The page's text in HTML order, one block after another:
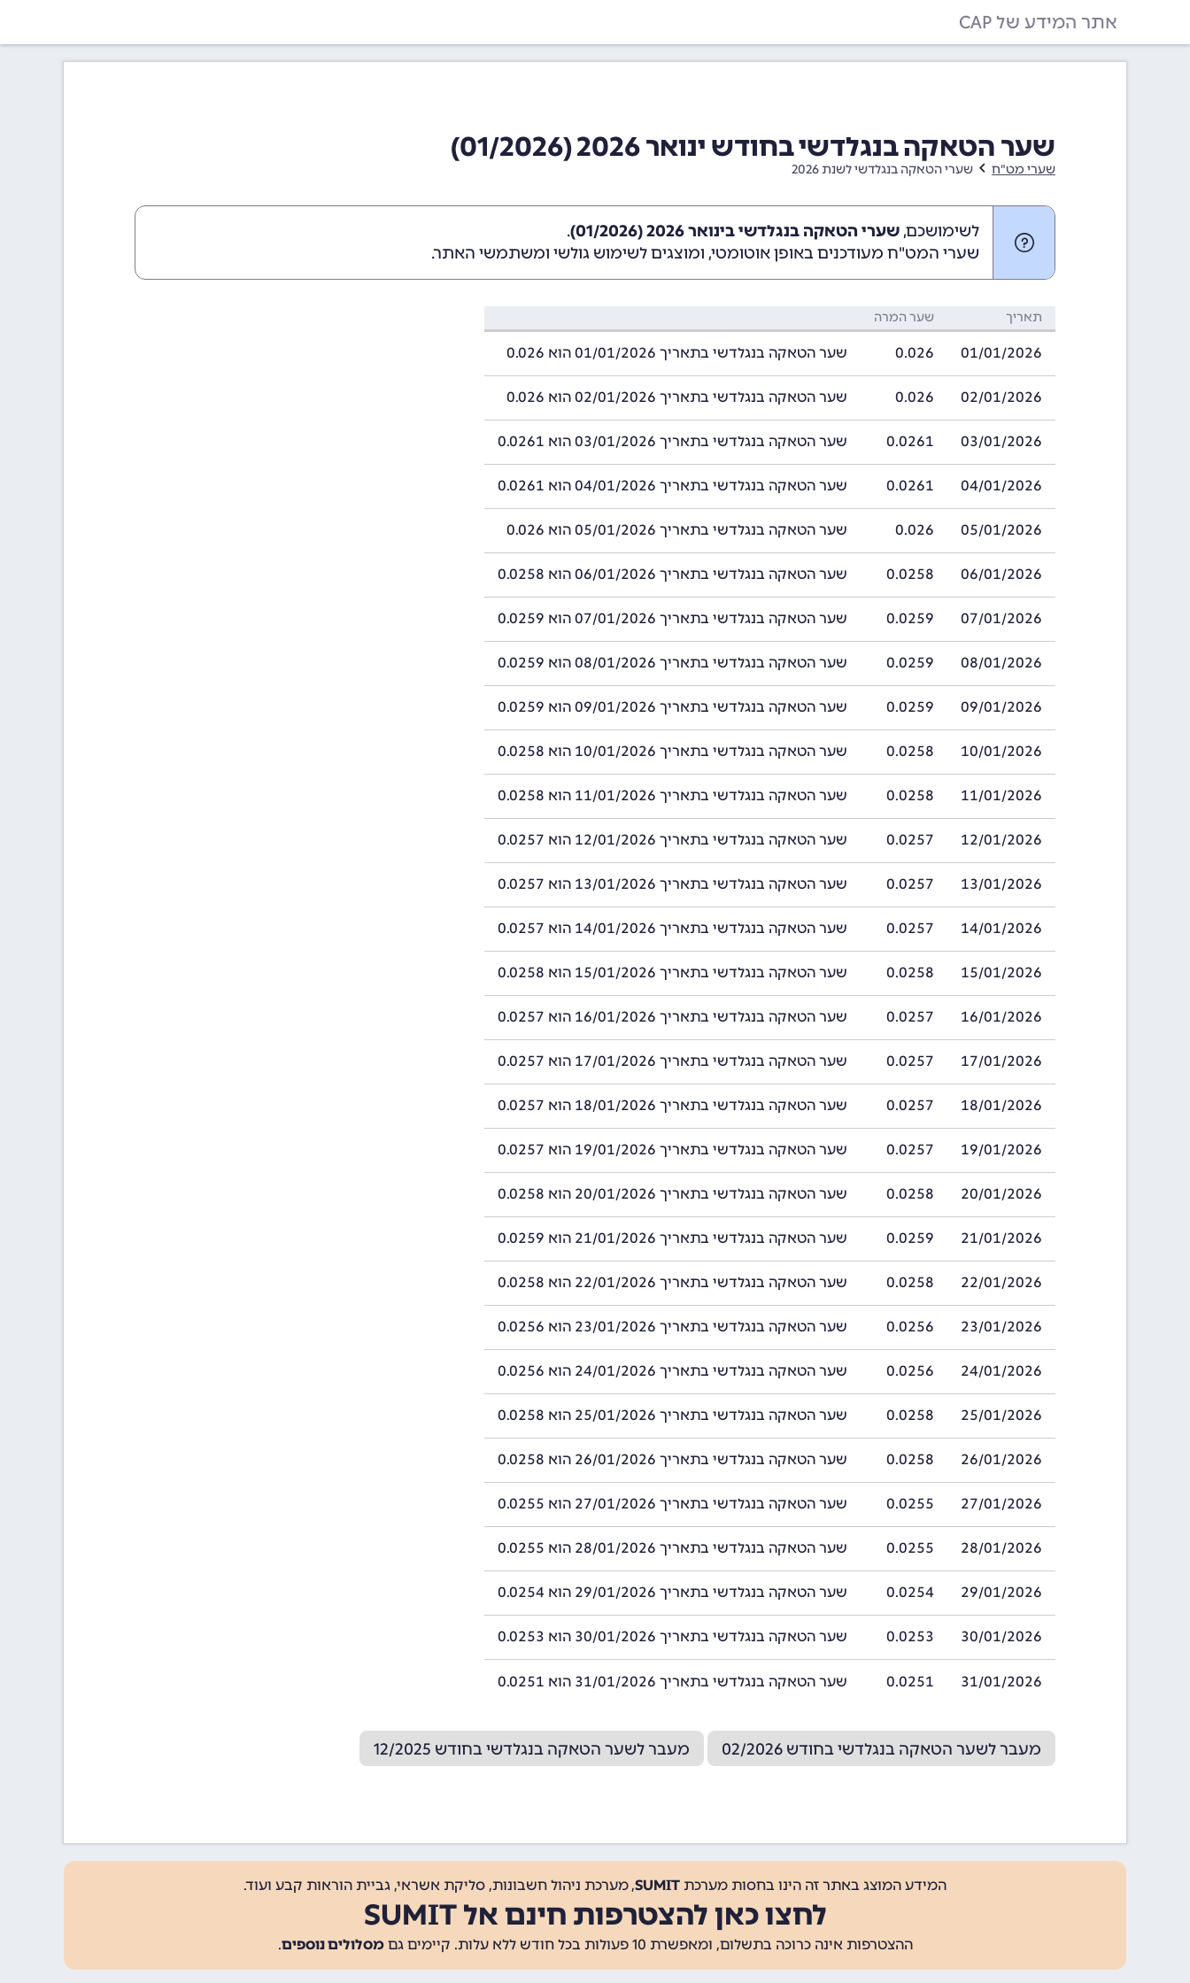
אתר המידע של CAP
שער הטאקה בנגלדשי בחודש ינואר 2026 (01/2026)
שערי מט"ח שערי הטאקה בנגלדשי לשנת 2026
לשימושכם, שערי הטאקה בנגלדשי בינואר 2026 (01/2026)
.
שערי המט"ח מעודכנים באופן אוטומטי, ומוצגים לשימוש גולשי ומשתמשי האתר.
תאריך שער המרה
01/01/2026
0.026 שער הטאקה בנגלדשי בתאריך 01/01/2026 הוא 0.026
02/01/2026
0.026 שער הטאקה בנגלדשי בתאריך 02/01/2026 הוא 0.026
03/01/2026
0.0261 שער הטאקה בנגלדשי בתאריך 03/01/2026 הוא 0.0261
04/01/2026
0.0261 שער הטאקה בנגלדשי בתאריך 04/01/2026 הוא 0.0261
05/01/2026
0.026 שער הטאקה בנגלדשי בתאריך 05/01/2026 הוא 0.026
06/01/2026
0.0258 שער הטאקה בנגלדשי בתאריך 06/01/2026 הוא 0.0258
07/01/2026
0.0259 שער הטאקה בנגלדשי בתאריך 07/01/2026 הוא 0.0259
08/01/2026
0.0259 שער הטאקה בנגלדשי בתאריך 08/01/2026 הוא 0.0259
09/01/2026
0.0259 שער הטאקה בנגלדשי בתאריך 09/01/2026 הוא 0.0259
10/01/2026
0.0258 שער הטאקה בנגלדשי בתאריך 10/01/2026 הוא 0.0258
11/01/2026
0.0258 שער הטאקה בנגלדשי בתאריך 11/01/2026 הוא 0.0258
12/01/2026
0.0257 שער הטאקה בנגלדשי בתאריך 12/01/2026 הוא 0.0257
13/01/2026
0.0257 שער הטאקה בנגלדשי בתאריך 13/01/2026 הוא 0.0257
14/01/2026
0.0257 שער הטאקה בנגלדשי בתאריך 14/01/2026 הוא 0.0257
15/01/2026
0.0258 שער הטאקה בנגלדשי בתאריך 15/01/2026 הוא 0.0258
16/01/2026
0.0257 שער הטאקה בנגלדשי בתאריך 16/01/2026 הוא 0.0257
17/01/2026
0.0257 שער הטאקה בנגלדשי בתאריך 17/01/2026 הוא 0.0257
18/01/2026
0.0257 שער הטאקה בנגלדשי בתאריך 18/01/2026 הוא 0.0257
19/01/2026
0.0257 שער הטאקה בנגלדשי בתאריך 19/01/2026 הוא 0.0257
20/01/2026
0.0258 שער הטאקה בנגלדשי בתאריך 20/01/2026 הוא 0.0258
21/01/2026
0.0259 שער הטאקה בנגלדשי בתאריך 21/01/2026 הוא 0.0259
22/01/2026
0.0258 שער הטאקה בנגלדשי בתאריך 22/01/2026 הוא 0.0258
23/01/2026
0.0256 שער הטאקה בנגלדשי בתאריך 23/01/2026 הוא 0.0256
24/01/2026
0.0256 שער הטאקה בנגלדשי בתאריך 24/01/2026 הוא 0.0256
25/01/2026
0.0258 שער הטאקה בנגלדשי בתאריך 25/01/2026 הוא 0.0258
26/01/2026
0.0258 שער הטאקה בנגלדשי בתאריך 26/01/2026 הוא 0.0258
27/01/2026
0.0255 שער הטאקה בנגלדשי בתאריך 27/01/2026 הוא 0.0255
28/01/2026
0.0255 שער הטאקה בנגלדשי בתאריך 28/01/2026 הוא 0.0255
29/01/2026
0.0254 שער הטאקה בנגלדשי בתאריך 29/01/2026 הוא 0.0254
30/01/2026
0.0253 שער הטאקה בנגלדשי בתאריך 30/01/2026 הוא 0.0253
31/01/2026
0.0251 שער הטאקה בנגלדשי בתאריך 31/01/2026 הוא 0.0251
מעבר לשער הטאקה בנגלדשי בחודש 02/2026 מעבר לשער הטאקה בנגלדשי בחודש 12/2025
המידע המוצג באתר זה הינו בחסות מערכת SUMIT, מערכת ניהול חשבונות, סליקת אשראי, גביית הוראות קבע ועוד.
לחצו כאן להצטרפות חינם אל SUMIT
ההצטרפות אינה כרוכה בתשלום, ומאפשרת 10 פעולות בכל חודש ללא עלות. קיימים גם מסלולים נוספים.